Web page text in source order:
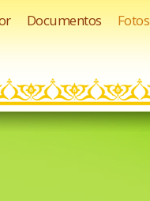
Documentos Fotos